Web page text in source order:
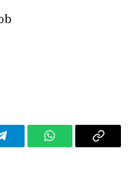
TelegramWhatsAppCopy